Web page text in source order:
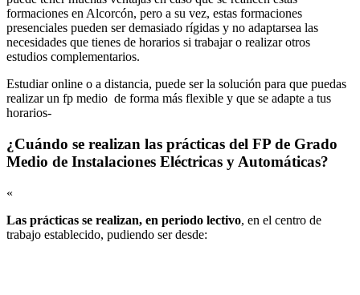
formaciones en Alcorcón, pero a su vez, estas formaciones
presenciales pueden ser demasiado rígidas y no adaptarsea las
necesidades que tienes de horarios si trabajar o realizar otros
estudios complementarios.
Estudiar online o a distancia, puede ser la solución para que puedas
realizar un fp medio de forma más flexible y que se adapte a tus
horarios-
¿Cuándo se realizan las prácticas del FP de Grado
Medio de Instalaciones Eléctricas y Automáticas?
«
Las prácticas se realizan, en periodo lectivo, en el centro de
trabajo establecido, pudiendo ser desde: